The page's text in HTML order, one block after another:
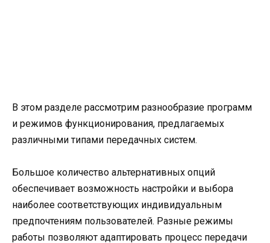
В этом разделе рассмотрим разнообразие программ
и режимов функционирования, предлагаемых
различными типами передачных систем.
Большое количество альтернативных опций
обеспечивает возможность настройки и выбора
наиболее соответствующих индивидуальным
предпочтениям пользователей. Разные режимы
работы позволяют адаптировать процесс передачи